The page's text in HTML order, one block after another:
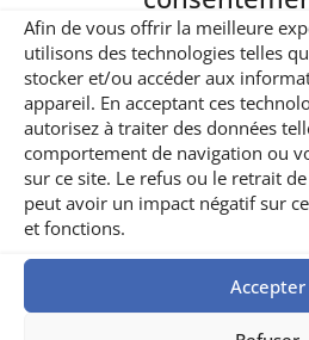
Afin de vous offrir la meilleure
utilisons des technologies telles
stocker et/ou accéder aux
appareil. En acceptant ces
autorisez à traiter des données
comportement de navigation ou
sur ce site. Le refus ou le retrait
peut avoir un impact négatif sur
et fonctions.
Accepter
© roTravel24. Tous
Offres | Inscriptions